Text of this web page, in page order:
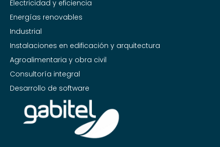
Electricidad y eficiencia
Energías renovables
Industrial
Instalaciones en edificación y arquitectura
Agroalimentaria y obra civil
Consultoría integral
Desarrollo de software